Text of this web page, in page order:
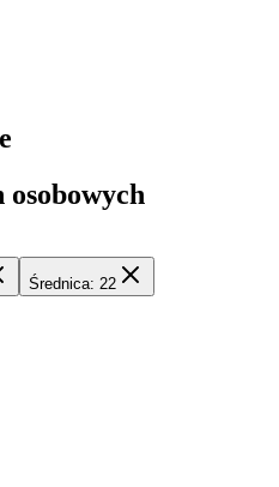
osobowych
Średnica: 22